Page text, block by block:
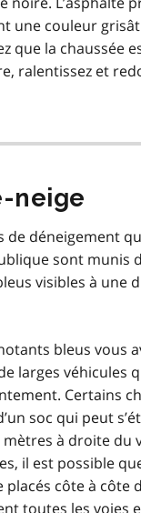
une couleur
que la chaussée
ralentissez et
neige
de déneigement
sont munis
visibles à une
bleus vous
larges véhicules
Certains
soc qui peut
à droite du
il est possible
placés côte à côte
toutes les voies